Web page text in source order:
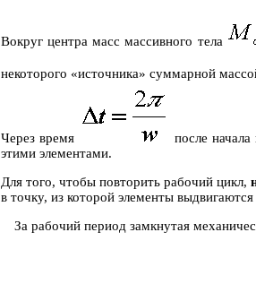
Вокруг центра масс массивного тела
некоторого «источника» суммарной
Через время
после
этими элементами.
Для того, чтобы повторить рабочий цикл,
в точку, из которой элементы
За рабочий период замкнутая